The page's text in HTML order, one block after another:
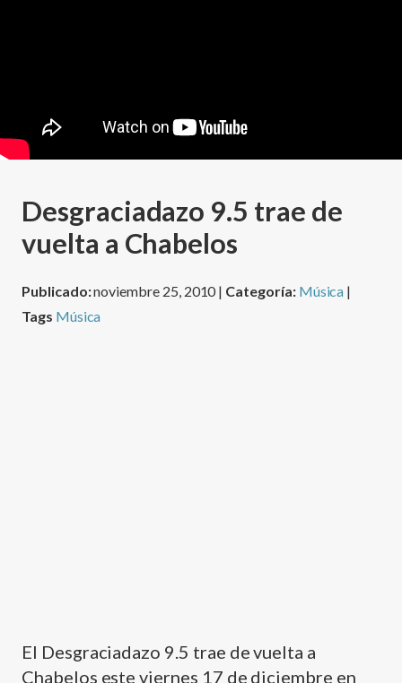
Desgraciadazo 9.5 trae de
vuelta a Chabelos
Publicado:noviembre 25, 2010 | Categoría: Música |
Tags Música
El Desgraciadazo 9.5 trae de vuelta a
Chabelos este viernes 17 de diciembre en